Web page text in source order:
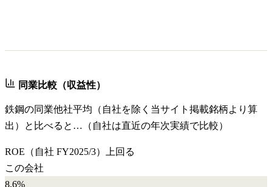
同業比較（収益性）
鉄鋼の同業他社平均（自社を除く当サイト掲載銘柄より算
出）と比べると…（自社は直近の年次実績で比較）
ROE （自社 FY2025/3）
上回る
この会社
8.6%